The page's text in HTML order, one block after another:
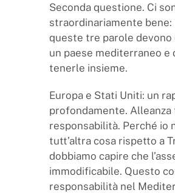
Seconda questione. Ci
straordinariamente bene:
queste tre parole devono
un paese mediterraneo e
tenerle insieme.
Europa e Stati Uniti: un
profondamente. Alleanza
responsabilità. Perché io
tutt’altra cosa rispetto a
dobbiamo capire che
immodificabile. Questo
responsabilità nel